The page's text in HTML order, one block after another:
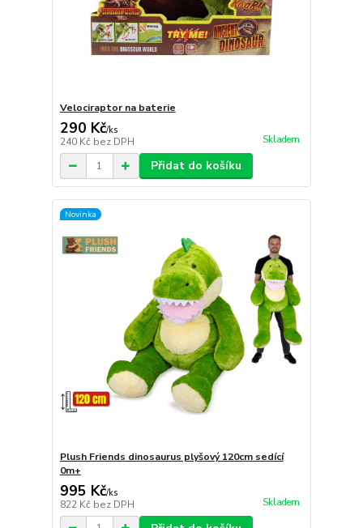
Velociraptor na baterie
290 Kč/ks
240 Kč bez DPH Skladem
Přidat do košíku
Novinka
Plush Friends dinosaurus plyšový 120cm sedící
0m+
995 Kč/ks
822 Kč bez DPH Skladem